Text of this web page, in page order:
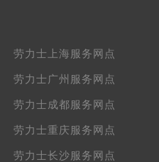
劳力士上海服务网点
劳力士广州服务网点
劳力士成都服务网点
劳力士重庆服务网点
劳力士长沙服务网点